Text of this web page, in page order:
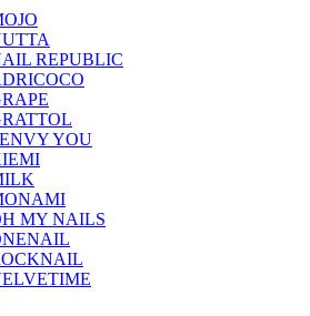
REPUBLIC
ENVY YOU
MY NAILS